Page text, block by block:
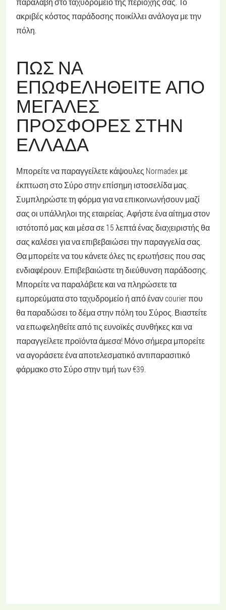
ακριβές κόστος παράδοσης ποικίλλει ανάλογα με την
πόλη.
ΠΏΣ ΝΑ
ΕΠΩΦΕΛΗΘΕΊΤΕ ΑΠΌ
ΜΕΓΆΛΕΣ
ΠΡΟΣΦΟΡΈΣ ΣΤΗΝ
ΕΛΛΆΔΑ
Μπορείτε να παραγγείλετε κάψουλες Normadex με
έκπτωση στο Σύρο στην επίσημη ιστοσελίδα μας.
Συμπληρώστε τη φόρμα για να επικοινωνήσουν μαζί
σας οι υπάλληλοι της εταιρείας. Αφήστε ένα αίτημα στον
ιστότοπό μας και μέσα σε 15 λεπτά ένας διαχειριστής θα
σας καλέσει για να επιβεβαιώσει την παραγγελία σας.
Θα μπορείτε να του κάνετε όλες τις ερωτήσεις που σας
ενδιαφέρουν. Επιβεβαιώστε τη διεύθυνση παράδοσης.
Μπορείτε να παραλάβετε και να πληρώσετε τα
εμπορεύματα στο ταχυδρομείο ή από έναν courier που
θα παραδώσει το δέμα στην πόλη του Σύρος. Βιαστείτε
να επωφεληθείτε από τις ευνοϊκές συνθήκες και να
παραγγείλετε προϊόντα άμεσα! Μόνο σήμερα μπορείτε
να αγοράσετε ένα αποτελεσματικό αντιπαρασιτικό
φάρμακο στο Σύρο στην τιμή των €39.